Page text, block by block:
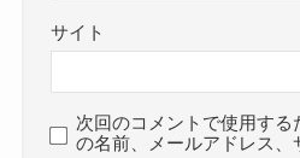
サイト
次回のコメントで使用する
の名前、メールアドレス、